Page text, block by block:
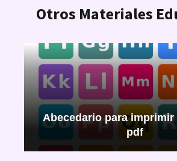
Otros Materiales
Abecedario para
pdf